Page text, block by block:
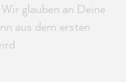
glauben an Deine
aus dem ersten